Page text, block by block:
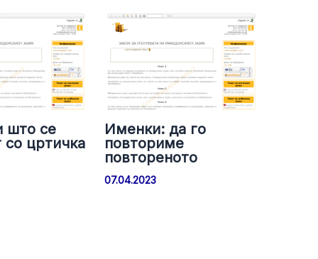
што се
со цртичка
Именки: да го
повториме
повтореното
07.04.2023